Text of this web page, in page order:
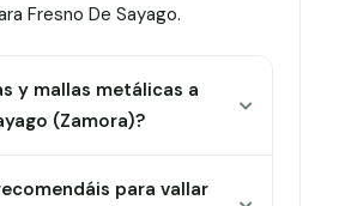
Fresno De Sayago.
y mallas metálicas a
(Zamora)?
para vallar